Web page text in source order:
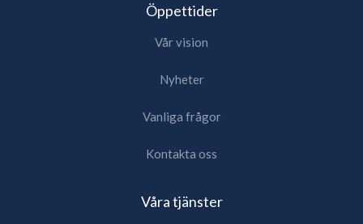
Öppettider
Vår vision
Nyheter
Vanliga frågor
Kontakta oss
Våra tjänster